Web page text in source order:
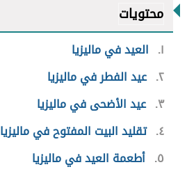
محتويات
١
العيد في ماليزيا
٢ عيد الفطر في ماليزيا
٣ عيد الأضحى في ماليزيا
٤ تقليد البيت المفتوح في ماليزيا
٥ أطعمة العيد في ماليزيا